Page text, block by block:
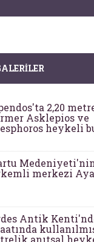
2,20
Asklepios ve
heykeli
merkezi
Antik
anıtsal